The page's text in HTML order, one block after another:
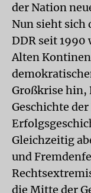
der Nation
Nun sieht sich
DDR seit
Alten
Großkrise hin,
Geschichte
Gleichzeitig
und
die Mitte der